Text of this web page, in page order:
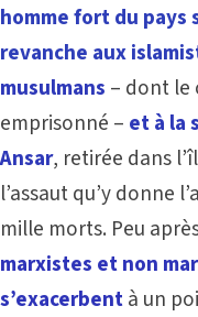
homme fort du pays
revanche aux
musulmans – dont le
emprisonné – et à la
Ansar, retirée dans
l’assaut qu’y donne
mille morts. Peu
marxistes et non
s’exacerbentà un